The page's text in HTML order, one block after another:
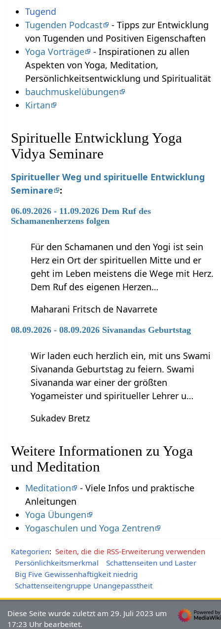
Tugend
Tugenden Podcast
- Tipps zur Entwicklung
von Tugenden und Positiven Eigenschaften
Yoga Vorträge
- Inspirationen zu allen
Aspekten von Yoga, Meditation,
Persönlichkeitsentwicklung und Spiritualität
bauchmuskelübungen
Kirtan
Spirituelle Entwicklung Yoga
Vidya Seminare
Spiritueller Weg und spirituelle Entwicklung
Seminare
:
06.09.2026 - 11.09.2026 Dem Ruf des
Schamanenherzens folgen
Für den Schamanen und den Yogi ist sein
Herz ein Ort der spirituellen Mitte und er
geht im Leben meistens die Wege mit Herz.
Dem Ruf des eigenen Herzen…
Maharani Fritsch de Navarrete
08.09.2026 - 08.09.2026 Sivanandas Geburtstag
Wir laden euch herzlich ein, mit uns Swami
Sivananda Geburtstag zu feiern. Swami
Sivananda war einer der größten
Yogameister und spiritueller Lehrer u…
Sukadev Bretz
Weitere Informationen zu Yoga
und Meditation
Meditation
- Viele Infos und praktische
Anleitungen
Yoga Übungen
Yogaschulen und Yoga Zentren
Kategorien: Seiten, die die RSS-Erweiterung verwenden
Persönlichkeitsmerkmal
Schattenseiten und Laster
Big Five Gewissenhaftigkeit niedrig
Schattenseitengruppe Unangepasstheit
Diese Seite wurde zuletzt am 29. Juli 2023 um
17:23 Uhr bearbeitet.